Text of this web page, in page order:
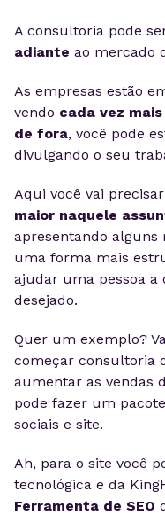
A consultoria pode
adiante ao mercado
As empresas estão
vendo cada vez
de fora, você pode
divulgando o seu
Aqui você vai
maior naquele
apresentando alguns
uma forma mais
ajudar uma pessoa
desejado.
Quer um exemplo?
começar consultoria
aumentar as vendas
pode fazer um
sociais e site.
Ah, para o site você
tecnológica e da
Ferramenta de SEO